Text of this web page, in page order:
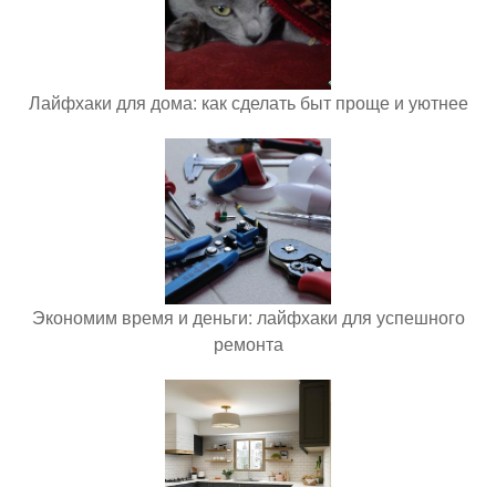
Лайфхаки для дома: как сделать быт проще и уютнее
Экономим время и деньги: лайфхаки для успешного
ремонта